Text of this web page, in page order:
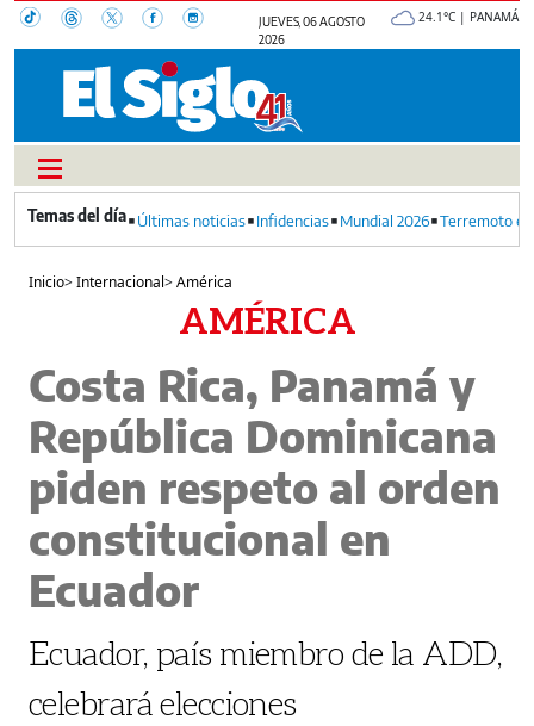
JUEVES, 06 AGOSTO
2026
24.1°C | PANAMÁ
Últimas noticias Infidencias Mundial 2026 Terremoto
Inicio>Internacional>América
AMÉRICA
Costa Rica, Panamá y
República Dominicana
piden respeto al orden
constitucional en
Ecuador
Ecuador, país miembro de la ADD,
celebrará elecciones